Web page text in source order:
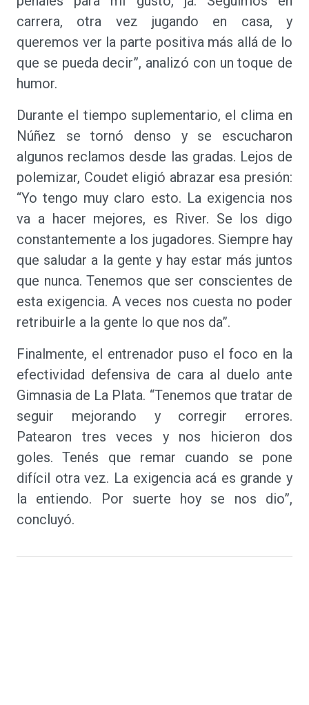
carrera, otra vez jugando en casa, y
queremos ver la parte positiva más allá de lo
que se pueda decir”, analizó con un toque de
humor.
Durante el tiempo suplementario, el clima en
Núñez se tornó denso y se escucharon
algunos reclamos desde las gradas. Lejos de
polemizar, Coudet eligió abrazar esa presión:
“Yo tengo muy claro esto. La exigencia nos
va a hacer mejores, es River. Se los digo
constantemente a los jugadores. Siempre hay
que saludar a la gente y hay estar más juntos
que nunca. Tenemos que ser conscientes de
esta exigencia. A veces nos cuesta no poder
retribuirle a la gente lo que nos da”.
Finalmente, el entrenador puso el foco en la
efectividad defensiva de cara al duelo ante
Gimnasia de La Plata. “Tenemos que tratar de
seguir mejorando y corregir errores.
Patearon tres veces y nos hicieron dos
goles. Tenés que remar cuando se pone
difícil otra vez. La exigencia acá es grande y
la entiendo. Por suerte hoy se nos dio”,
concluyó.